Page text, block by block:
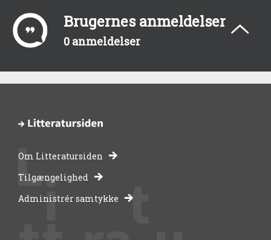
Brugernes anmeldelser
0 anmeldelser
-
bibliotekernes
Om Litteratursiden
Tilgængelighed
Administrér samtykke